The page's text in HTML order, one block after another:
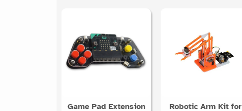
Game Pad Extension
Robotic Arm Kit for